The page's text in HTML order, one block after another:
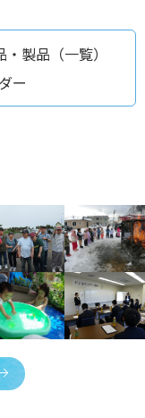
製品（一覧）
ー